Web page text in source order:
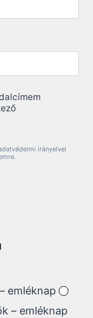
irányelvei
emléknap
– emléknap